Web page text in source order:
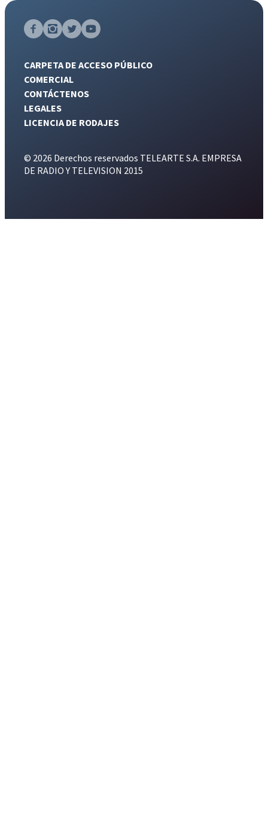
CARPETA DE ACCESO PÚBLICO
COMERCIAL
CONTÁCTENOS
LEGALES
LICENCIA DE RODAJES
© 2026 Derechos reservados TELEARTE S.A. EMPRESA
DE RADIO Y TELEVISION 2015